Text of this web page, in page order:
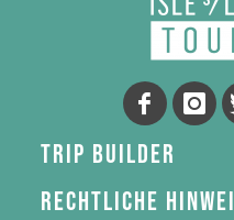
Trip Builder
Rechtliche